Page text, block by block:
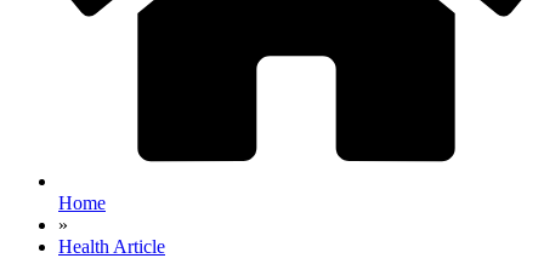
Home
»
Health Article